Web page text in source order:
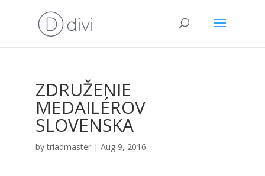
ZDRUŽENIE
MEDAILÉROV
SLOVENSKA
bytriadmaster| Aug 9, 2016